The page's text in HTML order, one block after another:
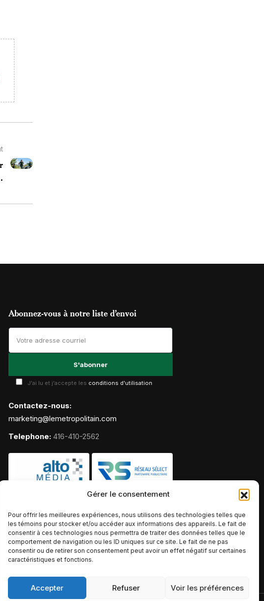
Gérer le consentement
Pour offrir les meilleures expériences, nous utilisons des technologies telles que
les témoins pour stocker et/ou accéder aux informations des appareils. Le fait de
consentir à ces technologies nous permettra de traiter des données telles que le
comportement de navigation ou les ID uniques sur ce site. Le fait de ne pas
consentir ou de retirer son consentement peut avoir un effet négatif sur certaines
caractéristiques et fonctions.
Accepter Refuser Voir les préférences
Abonnez-vous à notre liste d’envoi
J'ai lu et j'accepte les conditions d'utilisation
Contactez-nous:
marketing@lemetropolitain.com
Telephone: 416-410-2562